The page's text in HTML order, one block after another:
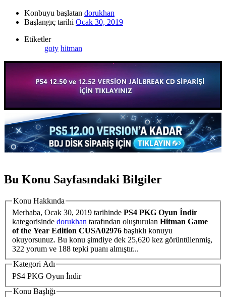
Konbuyu başlatan dorukhan
Başlangıç tarihi Ocak 30, 2019
Etiketler
goty hitman
Bu Konu Sayfasındaki Bilgiler
Konu Hakkında
Merhaba, Ocak 30, 2019 tarihinde PS4 PKG Oyun İndir
kategorisinde dorukhan tarafından oluşturulan Hitman Game
of the Year Edition CUSA02976 başlıklı konuyu
okuyorsunuz. Bu konu şimdiye dek 25,620 kez görüntülenmiş,
322 yorum ve 188 tepki puanı almıştır...
Kategori Adı
PS4 PKG Oyun İndir
Konu Başlığı